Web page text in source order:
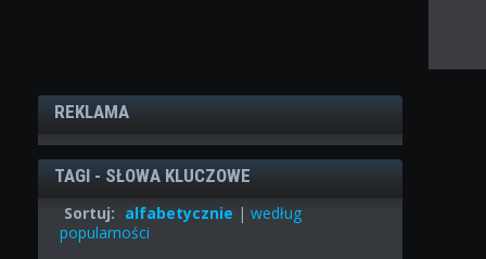
REKLAMA
TAGI - SŁOWA KLUCZOWE
Sortuj: alfabetycznie | według
popularności